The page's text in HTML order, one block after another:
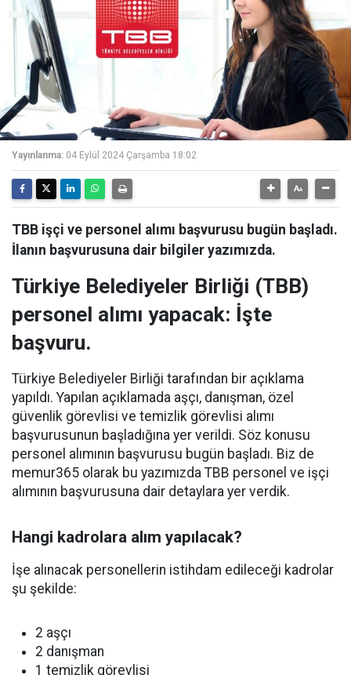
Yayınlanma: 04 Eylül 2024 Çarşamba 18:02
TBB işçi ve personel alımı başvurusu bugün başladı.
İlanın başvurusuna dair bilgiler yazımızda.
Türkiye Belediyeler Birliği (TBB)
personel alımı yapacak: İşte
başvuru.
Türkiye Belediyeler Birliği tarafından bir açıklama
yapıldı. Yapılan açıklamada aşçı, danışman, özel
güvenlik görevlisi ve temizlik görevlisi alımı
başvurusunun başladığına yer verildi. Söz konusu
personel alımının başvurusu bugün başladı. Biz de
memur365 olarak bu yazımızda TBB personel ve işçi
alımının başvurusuna dair detaylara yer verdik.
Hangi kadrolara alım yapılacak?
İşe alınacak personellerin istihdam edileceği kadrolar
şu şekilde:
2 aşçı
2 danışman
1 temizlik görevlisi